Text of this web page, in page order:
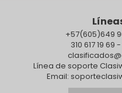
+57(605)649
310 617 19
Línea de soporte
Email: